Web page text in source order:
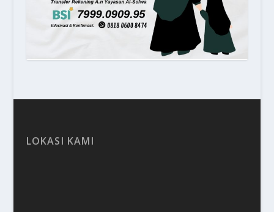
LOKASI KAMI